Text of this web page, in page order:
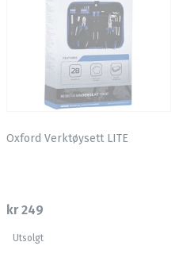
Oxford Verktøysett LITE
kr 249
Utsolgt